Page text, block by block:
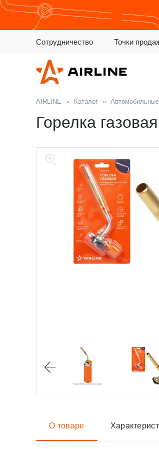
Сотрудничество Точки
AIRLINE » Каталог »
Горелка
О товаре